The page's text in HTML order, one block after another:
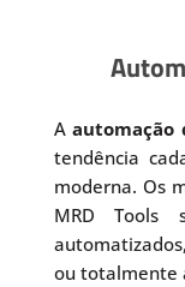
Aautomação
tendência
moderna. Os
MRD Tools
ou totalmente